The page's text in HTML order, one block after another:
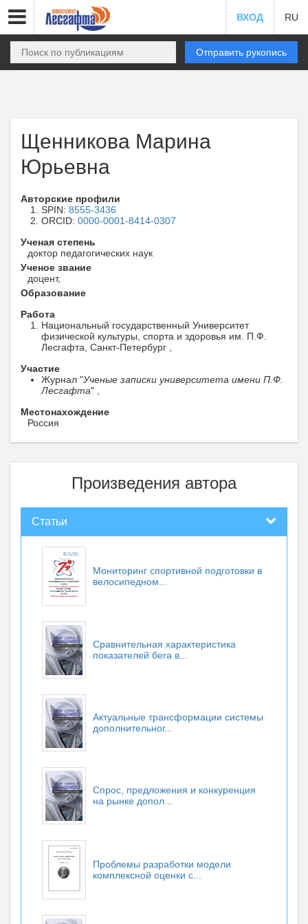
ВХОД RU
Отправить рукопись
Щенникова Марина
Юрьевна
Авторские профили
SPIN: 8555-3436
ORCID: 0000-0001-8414-0307
Ученая степень
доктор педагогических наук
Ученое звание
доцент,
Образование
Работа
Национальный государственный Университет
физической культуры, спорта и здоровья им. П.Ф.
Лесгафта, Санкт-Петербург ,
Участие
Журнал "Ученые записки университета имени П.Ф.
Лесгафта" ,
Местонахождение
Россия
Произведения автора
Статьи
Мониторинг спортивной подготовки в
велосипедном...
Сравнительная характеристика
показателей бега в...
Актуальные трансформации системы
дополнительног...
Спрос, предложения и конкуренция
на рынке допол...
Проблемы разработки модели
комплексной оценки с...